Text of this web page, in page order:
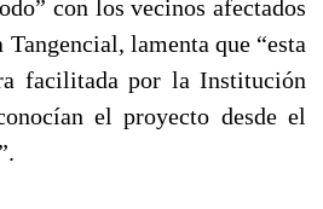
con los vecinos afectados
Tangencial, lamenta que “esta
facilitada por la Institución
el proyecto desde el